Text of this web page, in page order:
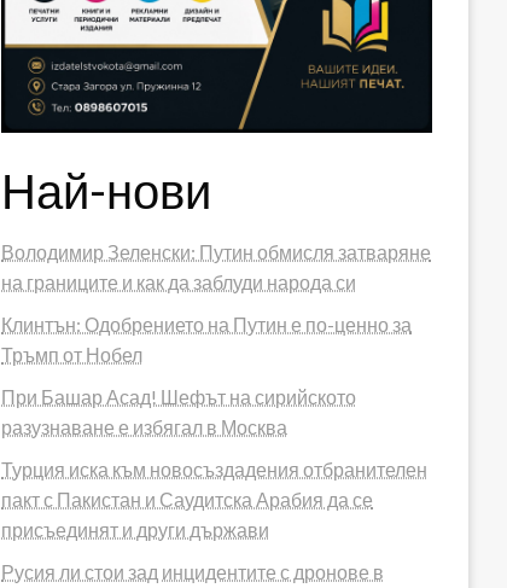
Най-нови
Володимир Зеленски: Путин обмисля затваряне
на границите и как да заблуди народа си
Клинтън: Одобрението на Путин е по-ценно за
Тръмп от Нобел
При Башар Асад! Шефът на сирийското
разузнаване е избягал в Москва
Турция иска към новосъздадения отбранителен
пакт с Пакистан и Саудитска Арабия да се
присъединят и други държави
Русия ли стои зад инцидентите с дронове в